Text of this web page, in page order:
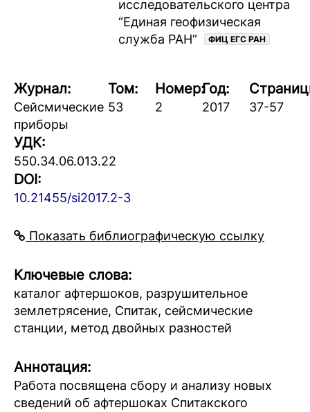
исследовательского центра
“Единая геофизическая
служба РАН”
ФИЦ ЕГС РАН
Журнал:
Сейсмические
приборы
Том:
53
Номер:
2
Год:
2017 37-57
УДК:
550.34.06.013.22
DOI:
10.21455/si2017.2-3
Показать библиографическую ссылку
Ключевые слова:
каталог афтершоков, разрушительное
землетрясение, Спитак, сейсмические
станции, метод двойных разностей
Аннотация:
Работа посвящена сбору и анализу новых
сведений об афтершоках Спитакского